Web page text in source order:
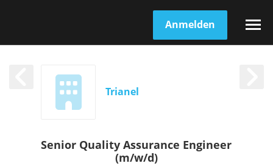
Anmelden
Trianel
Senior Quality Assurance Engineer
(m/w/d)